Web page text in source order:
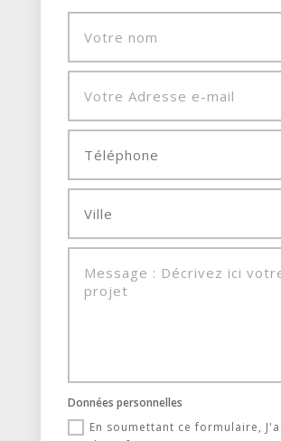
Données personnelles
En soumettant ce formulaire,